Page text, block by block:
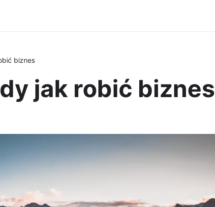
biznes
jak robić biznes